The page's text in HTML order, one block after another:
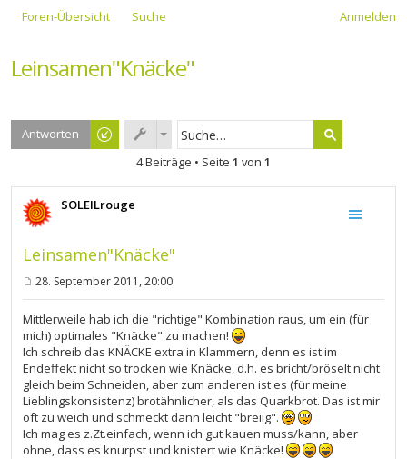
Foren-Übersicht Suche Anmelden
Leinsamen"Knäcke"
Antworten
4 Beiträge • Seite 1 von 1
SOLEILrouge
Leinsamen"Knäcke"
e
i
t
r
a
g
28. September 2011, 20:00
Mittlerweile hab ich die "richtige" Kombination raus, um ein (für
mich) optimales "Knäcke" zu machen!
Ich schreib das KNÄCKE extra in Klammern, denn es ist im
Endeffekt nicht so trocken wie Knäcke, d.h. es bricht/bröselt nicht
gleich beim Schneiden, aber zum anderen ist es (für meine
Lieblingskonsistenz) brotähnlicher, als das Quarkbrot. Das ist mir
oft zu weich und schmeckt dann leicht "breiig".
Ich mag es z.Zt.einfach, wenn ich gut kauen muss/kann, aber
ohne, dass es knurpst und knistert wie Knäcke!